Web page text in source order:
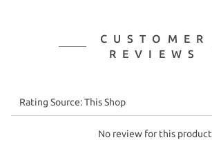
CUSTOMER
REVIEWS
No review for this product